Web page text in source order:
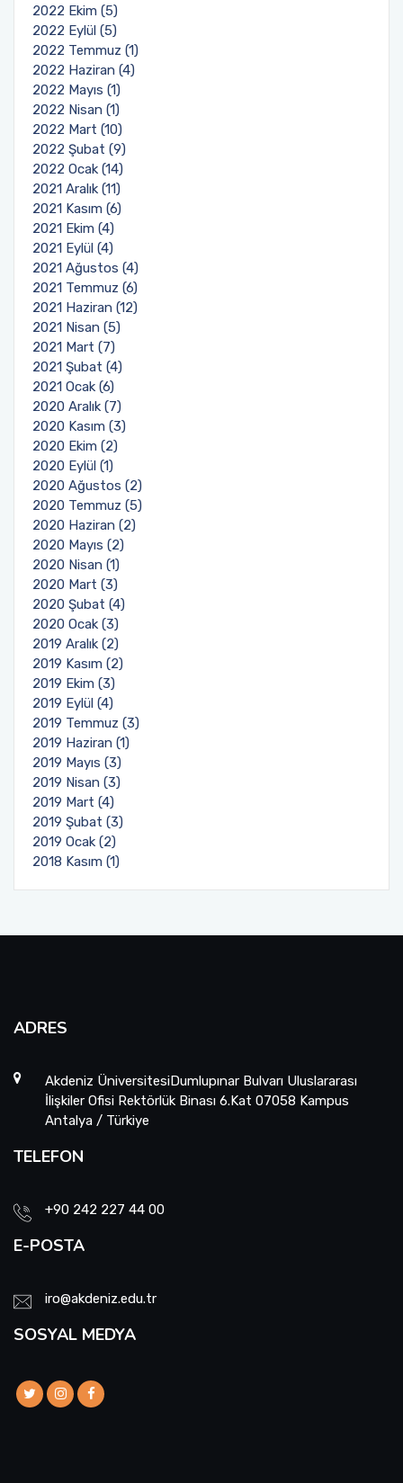
2022 Ekim (5)
2022 Eylül (5)
2022 Temmuz (1)
2022 Haziran (4)
2022 Mayıs (1)
2022 Nisan (1)
2022 Mart (10)
2022 Şubat (9)
2022 Ocak (14)
2021 Aralık (11)
2021 Kasım (6)
2021 Ekim (4)
2021 Eylül (4)
2021 Ağustos (4)
2021 Temmuz (6)
2021 Haziran (12)
2021 Nisan (5)
2021 Mart (7)
2021 Şubat (4)
2021 Ocak (6)
2020 Aralık (7)
2020 Kasım (3)
2020 Ekim (2)
2020 Eylül (1)
2020 Ağustos (2)
2020 Temmuz (5)
2020 Haziran (2)
2020 Mayıs (2)
2020 Nisan (1)
2020 Mart (3)
2020 Şubat (4)
2020 Ocak (3)
2019 Aralık (2)
2019 Kasım (2)
2019 Ekim (3)
2019 Eylül (4)
2019 Temmuz (3)
2019 Haziran (1)
2019 Mayıs (3)
2019 Nisan (3)
2019 Mart (4)
2019 Şubat (3)
2019 Ocak (2)
2018 Kasım (1)
ADRES
Akdeniz ÜniversitesiDumlupınar Bulvarı Uluslararası
İlişkiler Ofisi Rektörlük Binası 6.Kat 07058 Kampus
Antalya / Türkiye
TELEFON
+90 242 227 44 00
E-POSTA
iro@akdeniz.edu.tr
SOSYAL MEDYA